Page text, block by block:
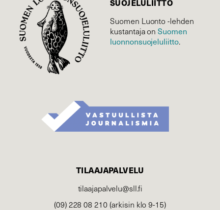
Suomen Luonto -lehden
kustantaja onSuomen
luonnonsuojelu­liitto.
TILAAJAPALVELU
tilaajapalvelu@sll.fi
(09) 228 08 210 (arkisin klo 9-15)